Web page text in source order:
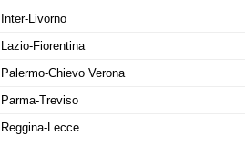
Inter-Livorno
Lazio-Fiorentina
Palermo-Chievo Verona
Parma-Treviso
Reggina-Lecce